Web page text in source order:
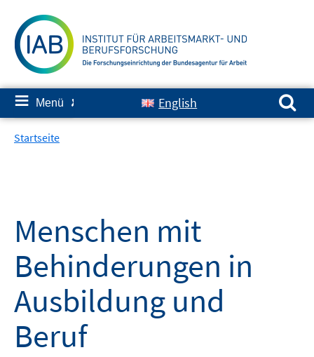
zum
Inhalt
≡ Menü ✘ English
Suchen nach:
Startseite
Menschen mit
Behinderungen in
Ausbildung und
Beruf